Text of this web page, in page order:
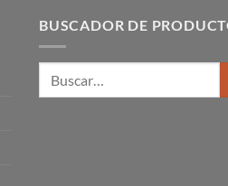
BUSCADOR DE